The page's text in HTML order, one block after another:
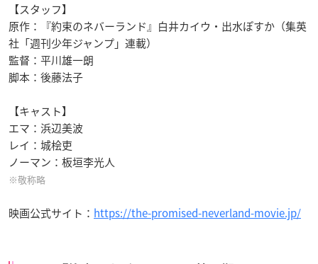
【スタッフ】
原作：『約束のネバーランド』白井カイウ・出水ぽすか（集英
社「週刊少年ジャンプ」連載）
監督：平川雄一朗
脚本：後藤法子
【キャスト】
エマ：浜辺美波
レイ：城桧吏
ノーマン：板垣李光人
※敬称略
映画公式サイト： https://the-promised-neverland-movie.jp/